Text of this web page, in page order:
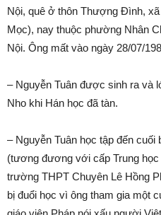
Nội, quê ở thôn Thượng Đình,
Mọc), nay thuộc phường Nhân
Nội. Ông mất vào ngày 28/07/
– Nguyễn Tuân được sinh ra và
Nho khi Hán học đã tàn.
– Nguyễn Tuân học tập đến
(tương đương với cấp Trung
trường THPT Chuyên Lê Hồng
bị đuổi học vì ông tham gia một